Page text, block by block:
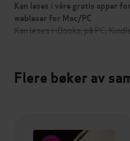
Kan leses i våre gratis apper
webleser for Mac/PC
Kan leses i iBooks, på PC,
Flere bøker av